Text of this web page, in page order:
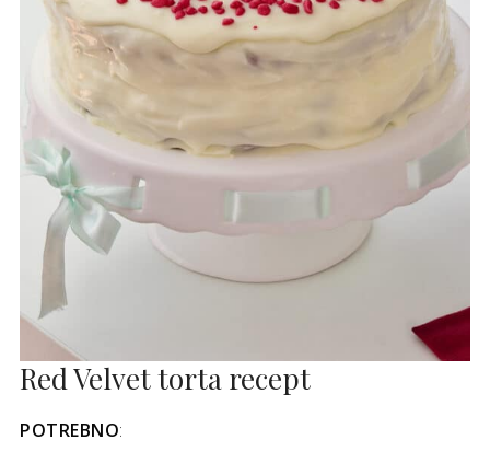
Red Velvet torta recept
POTREBNO: